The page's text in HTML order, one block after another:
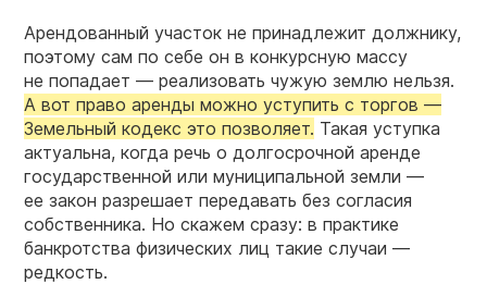
Арендованный участок не принадлежит должнику,
поэтому сам по себе он в конкурсную массу
не попадает — реализовать чужую землю нельзя.
А вот право аренды можно уступить с торгов —
Земельный кодекс это позволяет. Такая уступка
актуальна, когда речь о долгосрочной аренде
государственной или муниципальной земли —
ее закон разрешает передавать без согласия
собственника. Но скажем сразу: в практике
банкротства физических лиц такие случаи —
редкость.